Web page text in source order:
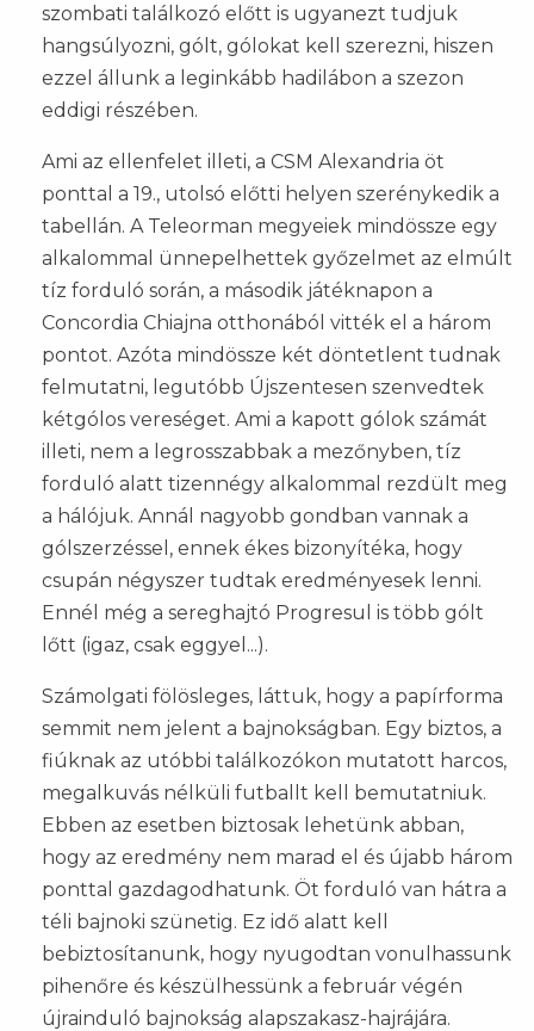
szombati találkozó előtt is ugyanezt tudjuk
hangsúlyozni, gólt, gólokat kell szerezni, hiszen
ezzel állunk a leginkább hadilábon a szezon
eddigi részében.
Ami az ellenfelet illeti, a CSM Alexandria öt
ponttal a 19., utolsó előtti helyen szerénykedik a
tabellán. A Teleorman megyeiek mindössze egy
alkalommal ünnepelhettek győzelmet az elmúlt
tíz forduló során, a második játéknapon a
Concordia Chiajna otthonából vitték el a három
pontot. Azóta mindössze két döntetlent tudnak
felmutatni, legutóbb Újszentesen szenvedtek
kétgólos vereséget. Ami a kapott gólok számát
illeti, nem a legrosszabbak a mezőnyben, tíz
forduló alatt tizennégy alkalommal rezdült meg
a hálójuk. Annál nagyobb gondban vannak a
gólszerzéssel, ennek ékes bizonyítéka, hogy
csupán négyszer tudtak eredményesek lenni.
Ennél még a sereghajtó Progresul is több gólt
lőtt (igaz, csak eggyel...).
Számolgati fölösleges, láttuk, hogy a papírforma
semmit nem jelent a bajnokságban. Egy biztos, a
fiúknak az utóbbi találkozókon mutatott harcos,
megalkuvás nélküli futballt kell bemutatniuk.
Ebben az esetben biztosak lehetünk abban,
hogy az eredmény nem marad el és újabb három
ponttal gazdagodhatunk. Öt forduló van hátra a
téli bajnoki szünetig. Ez idő alatt kell
bebiztosítanunk, hogy nyugodtan vonulhassunk
pihenőre és készülhessünk a február végén
újrainduló bajnokság alapszakasz-hajrájára.